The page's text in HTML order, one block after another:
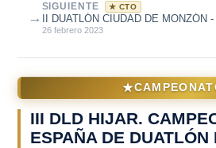
SIGUIENTE ★ CTO
II DUATLÓN CIUDAD DE MONZÓN
2023
26 febrero 2023
→
★
III DLD HIJAR.
ESPAÑA DE DUATLÓN